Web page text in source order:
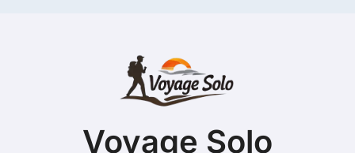
Voyage Solo